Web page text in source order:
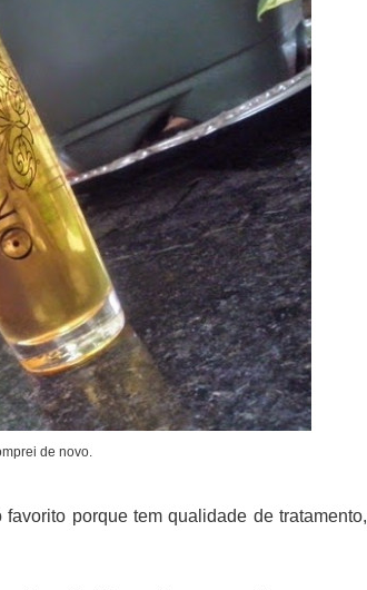
de novo.
porque tem qualidade de tratamento,